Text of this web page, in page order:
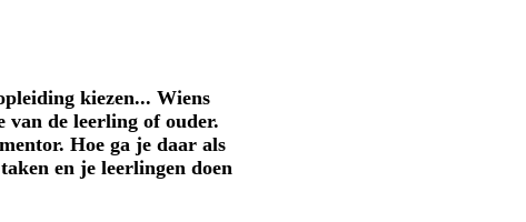
kiezen... Wiens
de leerling of ouder.
Hoe ga je daar als
en je leerlingen doen